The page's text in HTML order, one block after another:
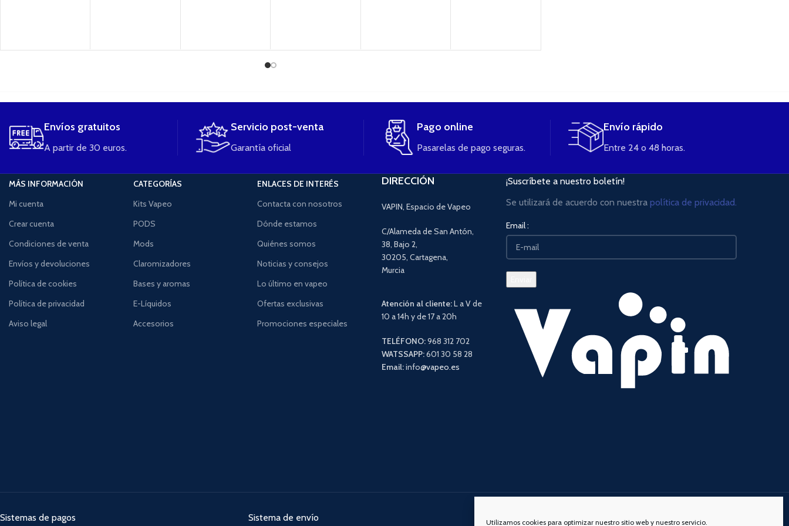
Utilizamos cookies para optimizar nuestro sitio web y nuestro servicio.
Envíos gratuitos
A partir de 30 euros.
Servicio post-venta
Garantía oficial
Pago online
Pasarelas de pago seguras.
Envío rápido
Entre 24 o 48 horas.
MÁS INFORMACIÓN
Mi cuenta
Crear cuenta
Condiciones de venta
Envíos y devoluciones
Política de cookies
Política de privacidad
Aviso legal
CATEGORÍAS
Kits Vapeo
PODS
Mods
Claromizadores
Bases y aromas
E-Líquidos
Accesorios
ENLACES DE INTERÉS
Contacta con nosotros
Dónde estamos
Quiénes somos
Noticias y consejos
Lo último en vapeo
Ofertas exclusivas
Promociones especiales
DIRECCIÓN
VAPIN, Espacio de Vapeo
C/Alameda de San Antón,
38, Bajo 2,
30205, Cartagena,
Murcia
Atención al cliente:L a V de
10 a 14h y de 17 a 20h
TELÉFONO:968 312 702
WATSSAPP:601 30 58 28
Email:info@vapeo.es
¡Suscríbete a nuestro boletín!
Se utilizará de acuerdo con nuestra política de privacidad.
Email :
Sistemas de pagos Sistema de envío Nuestras redes sociales: